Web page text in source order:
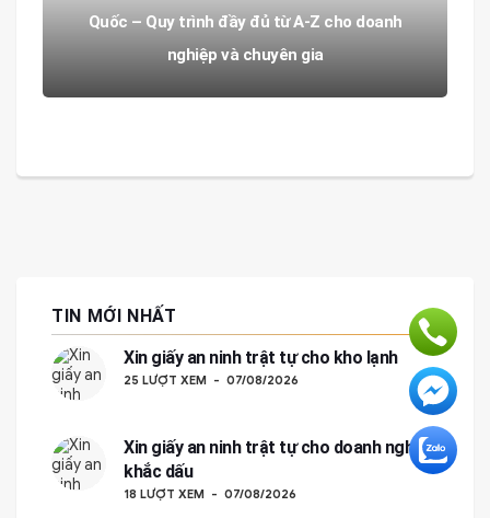
Quốc – Quy trình đầy đủ từ A-Z cho doanh
nghiệp và chuyên gia
TIN MỚI NHẤT
Xin giấy an ninh trật tự cho kho lạnh
25 LƯỢT XEM 07/08/2026
Xin giấy an ninh trật tự cho doanh nghiệp
khắc dấu
18 LƯỢT XEM 07/08/2026